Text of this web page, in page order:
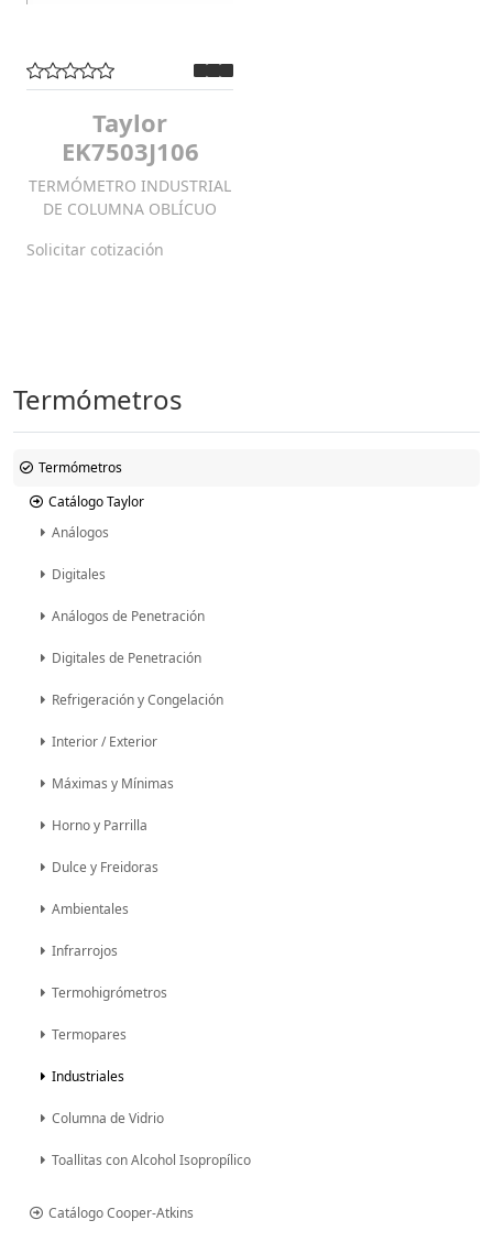
Taylor
EK7503J106
TERMÓMETRO INDUSTRIAL
DE COLUMNA OBLÍCUO
Solicitar cotización
Termómetros
Termómetros
Catálogo Taylor
Análogos
Digitales
Análogos de Penetración
Digitales de Penetración
Refrigeración y Congelación
Interior / Exterior
Máximas y Mínimas
Horno y Parrilla
Dulce y Freidoras
Ambientales
Infrarrojos
Termohigrómetros
Termopares
Industriales
Columna de Vidrio
Toallitas con Alcohol Isopropílico
Catálogo Cooper-Atkins